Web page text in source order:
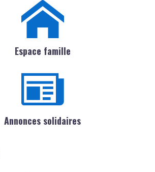
Espace famille
Annonces solidaires